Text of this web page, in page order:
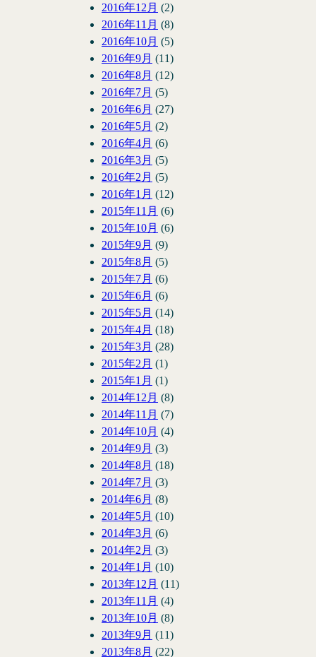
2016年12月 (2)
2016年11月 (8)
2016年10月 (5)
2016年9月 (11)
2016年8月 (12)
2016年7月 (5)
2016年6月 (27)
2016年5月 (2)
2016年4月 (6)
2016年3月 (5)
2016年2月 (5)
2016年1月 (12)
2015年11月 (6)
2015年10月 (6)
2015年9月 (9)
2015年8月 (5)
2015年7月 (6)
2015年6月 (6)
2015年5月 (14)
2015年4月 (18)
2015年3月 (28)
2015年2月 (1)
2015年1月 (1)
2014年12月 (8)
2014年11月 (7)
2014年10月 (4)
2014年9月 (3)
2014年8月 (18)
2014年7月 (3)
2014年6月 (8)
2014年5月 (10)
2014年3月 (6)
2014年2月 (3)
2014年1月 (10)
2013年12月 (11)
2013年11月 (4)
2013年10月 (8)
2013年9月 (11)
2013年8月 (22)